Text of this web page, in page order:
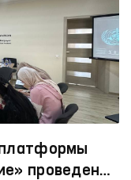
вопросам
в местах лишения
проведено